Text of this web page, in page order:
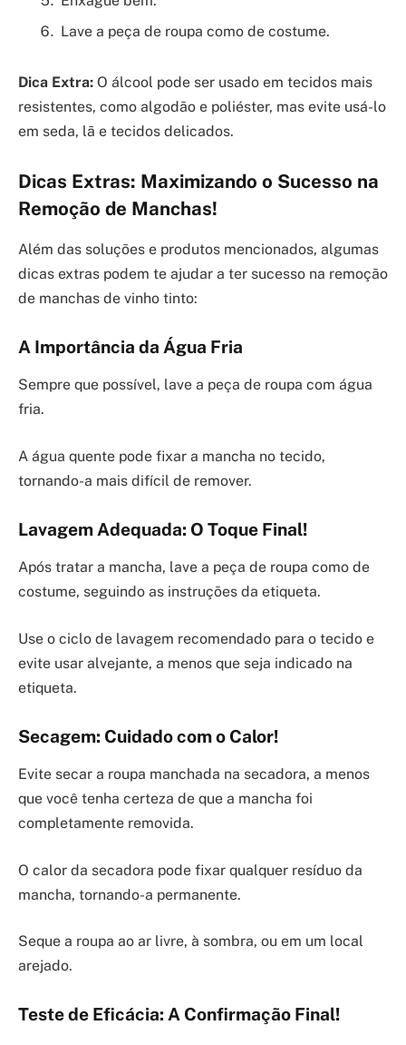
Lave a peça de roupa como de costume.
Dica Extra: O álcool pode ser usado em tecidos mais
resistentes, como algodão e poliéster, mas evite usá-lo
em seda, lã e tecidos delicados.
Dicas Extras: Maximizando o Sucesso na
Remoção de Manchas!
Além das soluções e produtos mencionados, algumas
dicas extras podem te ajudar a ter sucesso na remoção
de manchas de vinho tinto:
A Importância da Água Fria
Sempre que possível, lave a peça de roupa com água
fria.
A água quente pode fixar a mancha no tecido,
tornando-a mais difícil de remover.
Lavagem Adequada: O Toque Final!
Após tratar a mancha, lave a peça de roupa como de
costume, seguindo as instruções da etiqueta.
Use o ciclo de lavagem recomendado para o tecido e
evite usar alvejante, a menos que seja indicado na
etiqueta.
Secagem: Cuidado com o Calor!
Evite secar a roupa manchada na secadora, a menos
que você tenha certeza de que a mancha foi
completamente removida.
O calor da secadora pode fixar qualquer resíduo da
mancha, tornando-a permanente.
Seque a roupa ao ar livre, à sombra, ou em um local
arejado.
Teste de Eficácia: A Confirmação Final!